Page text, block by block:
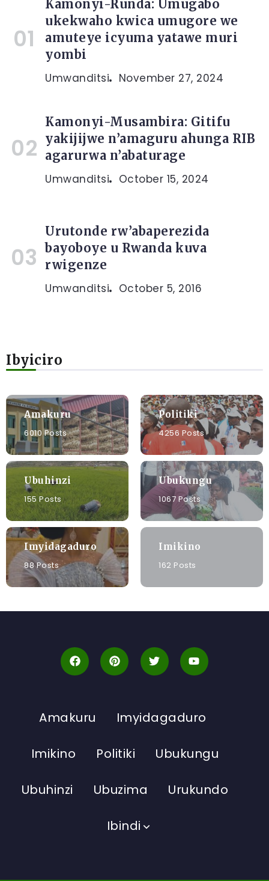
Kamonyi-Runda: Umugabo
ukekwaho kwica umugore we
amuteye icyuma yatawe muri
yombi
Umwanditsi November 27, 2024
Kamonyi-Musambira: Gitifu
yakijijwe n’amaguru ahunga RIB
agarurwa n’abaturage
Umwanditsi October 15, 2024
Urutonde rw’abaperezida
bayoboye u Rwanda kuva
rwigenze
Umwanditsi October 5, 2016
Ibyiciro
Amakuru
6010 Posts
Politiki
4256 Posts
Ubuhinzi
155 Posts
Ubukungu
1067 Posts
Imyidagaduro
88 Posts
Imikino
162 Posts
Amakuru Imyidagaduro
Imikino Politiki Ubukungu
Ubuhinzi Ubuzima Urukundo
Ibindi